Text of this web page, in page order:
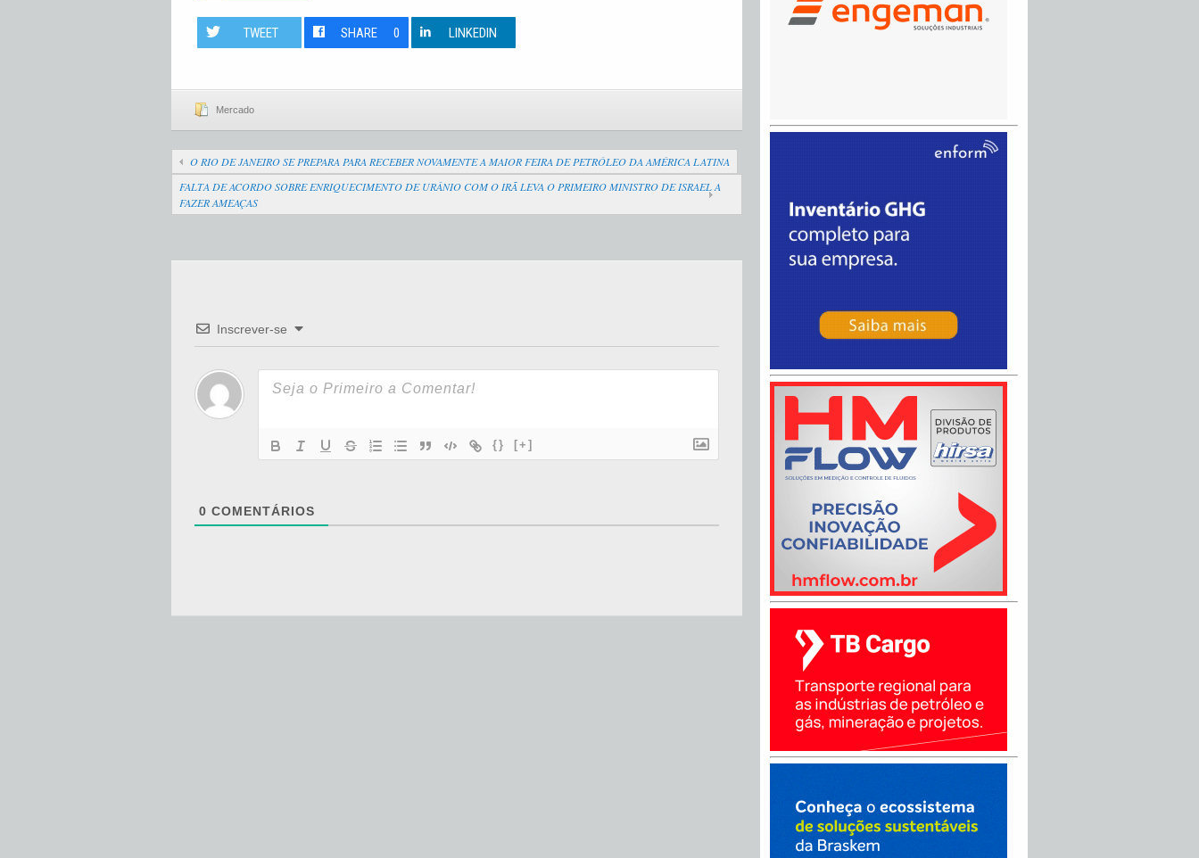
TWEET SHARE 0 LINKEDIN
Mercado
O RIO DE JANEIRO SE PREPARA PARA RECEBER NOVAMENTE A MAIOR FEIRA DE PETRÓLEO DA AMÉRICA LATINA
FALTA DE ACORDO SOBRE ENRIQUECIMENTO DE URÂNIO COM O IRÃ LEVA O PRIMEIRO MINISTRO DE ISRAEL A
FAZER AMEAÇAS
Inscrever-se
{} [+]
0 COMENTÁRIOS